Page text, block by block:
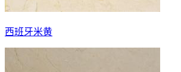
西班牙米黄